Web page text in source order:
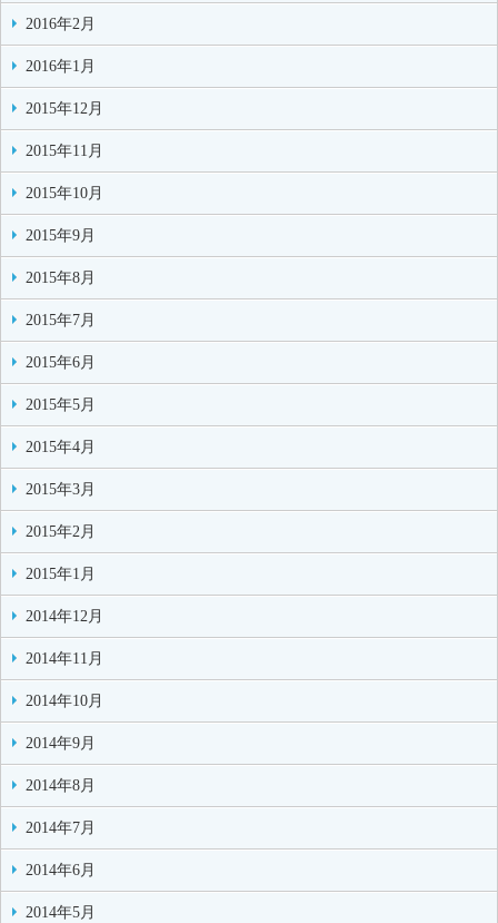
2016年2月
2016年1月
2015年12月
2015年11月
2015年10月
2015年9月
2015年8月
2015年7月
2015年6月
2015年5月
2015年4月
2015年3月
2015年2月
2015年1月
2014年12月
2014年11月
2014年10月
2014年9月
2014年8月
2014年7月
2014年6月
2014年5月